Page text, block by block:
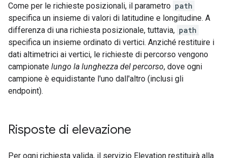
Come per le richieste posizionali, il parametro path
specifica un insieme di valori di latitudine e longitudine. A
differenza di una richiesta posizionale, tuttavia, path
specifica un insieme ordinato di vertici. Anziché restituire i
dati altimetrici ai vertici, le richieste di percorso vengono
campionate lungo la lunghezza del percorso, dove ogni
campione è equidistante l'uno dall'altro (inclusi gli
endpoint).
Risposte di elevazione
Per ogni richiesta valida, il servizio Elevation restituirà alla